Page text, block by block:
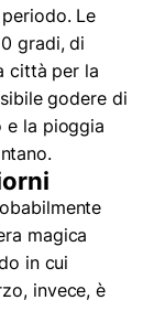
Le
gradi, di
città per la
godere di
e la pioggia
magica
in cui
invece, è